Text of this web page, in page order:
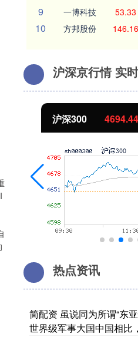
9 一博科技 53.33
10 方邦股份 146.16
沪深京行情 实
北证50 1134.24
热点资讯
简配资 虽说同为所谓“东
世界级军事大国中国相比，